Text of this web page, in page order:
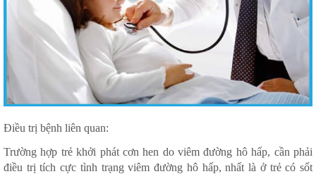
Điều trị bệnh liên quan:
Trường hợp trẻ khởi phát cơn hen do viêm đường hô hấp, cần phải
điều trị tích cực tình trạng viêm đường hô hấp, nhất là ở trẻ có sốt